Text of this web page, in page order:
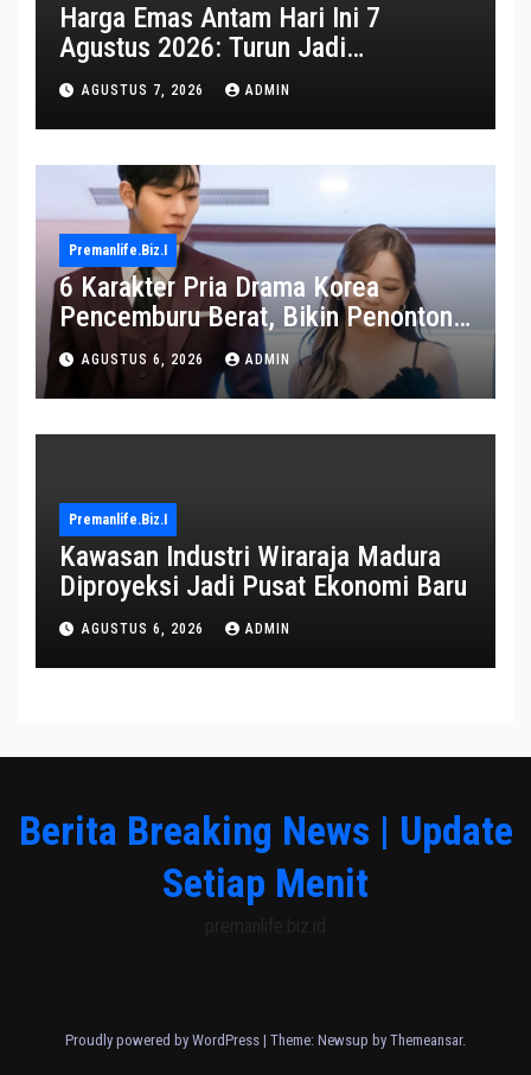
Harga Emas Antam Hari Ini 7
Agustus 2026: Turun Jadi
Rp2.650.000
AGUSTUS 7, 2026 ADMIN
Premanlife.biz.i
6 Karakter Pria Drama Korea
Pencemburu Berat, Bikin Penonton
Gemas
AGUSTUS 6, 2026 ADMIN
Premanlife.biz.i
Kawasan Industri Wiraraja Madura
Diproyeksi Jadi Pusat Ekonomi Baru
AGUSTUS 6, 2026 ADMIN
Berita Breaking News | Update
Setiap Menit
premanlife.biz.id
Proudly powered by WordPress | Theme: Newsup by Themeansar.